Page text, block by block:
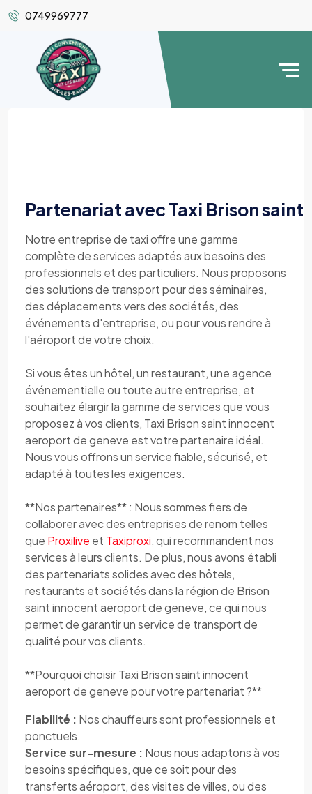
0749969777
Partenariat avec Taxi Brison
Notre entreprise de taxi offre une gamme
complète de services adaptés aux besoins des
professionnels et des particuliers. Nous proposons
des solutions de transport pour des séminaires,
des déplacements vers des sociétés, des
événements d'entreprise, ou pour vous rendre à
l'aéroport de votre choix.
Si vous êtes un hôtel, un restaurant, une agence
événementielle ou toute autre entreprise, et
souhaitez élargir la gamme de services que vous
proposez à vos clients, Taxi Brison saint innocent
aeroport de geneve est votre partenaire idéal.
Nous vous offrons un service fiable, sécurisé, et
adapté à toutes les exigences.
**Nos partenaires** : Nous sommes fiers de
collaborer avec des entreprises de renom telles
que Proxilive et Taxiproxi, qui recommandent nos
services à leurs clients. De plus, nous avons établi
des partenariats solides avec des hôtels,
restaurants et sociétés dans la région de Brison
saint innocent aeroport de geneve, ce qui nous
permet de garantir un service de transport de
qualité pour vos clients.
**Pourquoi choisir Taxi Brison saint innocent
aeroport de geneve pour votre partenariat ?**
Fiabilité : Nos chauffeurs sont professionnels et
ponctuels.
Service sur-mesure : Nous nous adaptons à vos
besoins spécifiques, que ce soit pour des
transferts aéroport, des visites de villes, ou des